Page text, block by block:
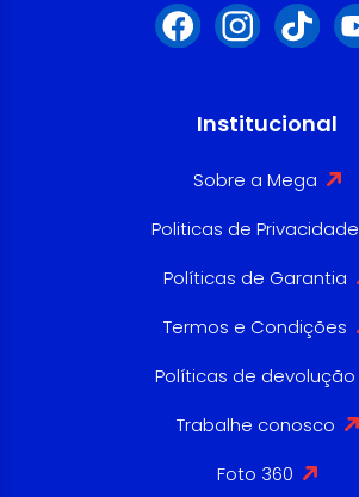
Institucional
Sobre a Mega
Politicas de Privacidade
Políticas de Garantia
Termos e Condições
Políticas de devolução
Trabalhe conosco
Foto 360